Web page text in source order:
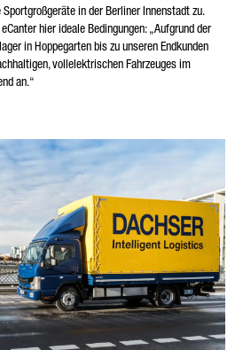
in der Berliner Innenstadt zu.
hier ideale Bedingungen: „Aufgrund der
in Hoppegarten bis zu unseren Endkunden
vollelektrischen Fahrzeuges im
an.“